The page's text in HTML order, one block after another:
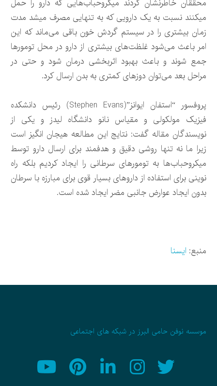
محققان خاطرنشان کردند میکروحباب‌هایی که دارو را حمل
میکنند نسبت به یک دارویی که به تنهایی مصرف میشد مدت
زمان بیشتری را در سیستم گردش خون باقی می‌ماند که این
امر باعث می‌شود غلظت‌های بیشتری از دارو در محل تومورها
جمع شوند و باعث بهبود اثربخشی درمان شود و حتی در
مراحل بعد می‌توان دوزهای کمتری به بدن ارسال کرد.
پروفسور “استفان ایوانز”(Stephen Evans) رئیس دانشکده
فیزیک مولکولی و مقیاس نانو دانشگاه لیدز و یکی از
نویسندگان مقاله گفت: نتایج این مطالعه هیجان انگیز است
زیرا ما نه تنها روشی دقیق و هدفمند برای ارسال دارو توسط
میکروحباب‌ها به تومورهای سرطانی را ایجاد کردیم بلکه راه
نوینی برای استفاده از داروهای بسیار قوی برای مبارزه با سرطان
بدون ایجاد عوارض جانبی مضر ایجاد شده است.
منبع: ایسنا
موسسه نوفن حامی البرز در شبکه های اجتماعی